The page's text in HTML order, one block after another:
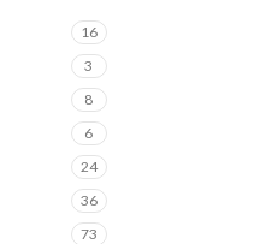
16
3
8
6
24
36
73